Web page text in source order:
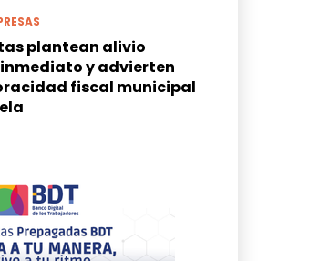
plantean alivio
y advierten
fiscal municipal